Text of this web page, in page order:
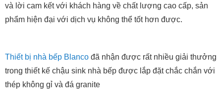
và lời cam kết với khách hàng về chất lượng cao cấp, sản
phẩm hiện đại với dịch vụ không thể tốt hơn được.
Thiết bị nhà bếp Blanco đã nhận được rất nhiều giải thưởng
trong thiết kế chậu sink nhà bếp được lắp đặt chắc chắn với
thép không gỉ và đá granite